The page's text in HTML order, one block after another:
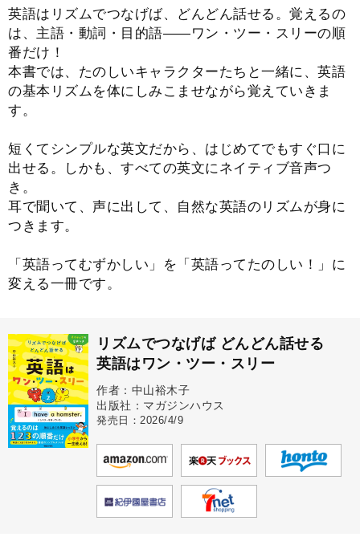
英語はリズムでつなげば、どんどん話せる。覚えるの
は、主語・動詞・目的語――ワン・ツー・スリーの順
番だけ！
本書では、たのしいキャラクターたちと一緒に、英語
の基本リズムを体にしみこませながら覚えていきま
す。
短くてシンプルな英文だから、はじめてでもすぐ口に
出せる。しかも、すべての英文にネイティブ音声つ
き。
耳で聞いて、声に出して、自然な英語のリズムが身に
つきます。
「英語ってむずかしい」を「英語ってたのしい！」に
変える一冊です。
リズムでつなげば どんどん話せる
英語はワン・ツー・スリー
作者：中山裕木子
出版社：マガジンハウス
発売日：2026/4/9